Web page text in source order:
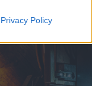
Privacy Policy